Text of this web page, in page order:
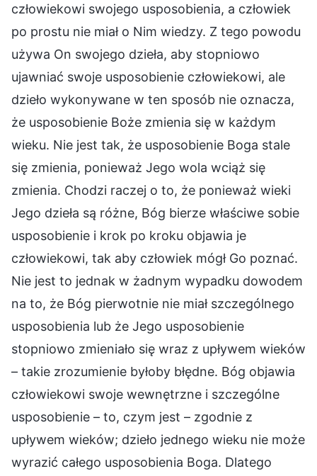
człowiekowi swojego usposobienia, a człowiek
po prostu nie miał o Nim wiedzy. Z tego powodu
używa On swojego dzieła, aby stopniowo
ujawniać swoje usposobienie człowiekowi, ale
dzieło wykonywane w ten sposób nie oznacza,
że usposobienie Boże zmienia się w każdym
wieku. Nie jest tak, że usposobienie Boga stale
się zmienia, ponieważ Jego wola wciąż się
zmienia. Chodzi raczej o to, że ponieważ wieki
Jego dzieła są różne, Bóg bierze właściwe sobie
usposobienie i krok po kroku objawia je
człowiekowi, tak aby człowiek mógł Go poznać.
Nie jest to jednak w żadnym wypadku dowodem
na to, że Bóg pierwotnie nie miał szczególnego
usposobienia lub że Jego usposobienie
stopniowo zmieniało się wraz z upływem wieków
– takie zrozumienie byłoby błędne. Bóg objawia
człowiekowi swoje wewnętrzne i szczególne
usposobienie – to, czym jest – zgodnie z
upływem wieków; dzieło jednego wieku nie może
wyrazić całego usposobienia Boga. Dlatego